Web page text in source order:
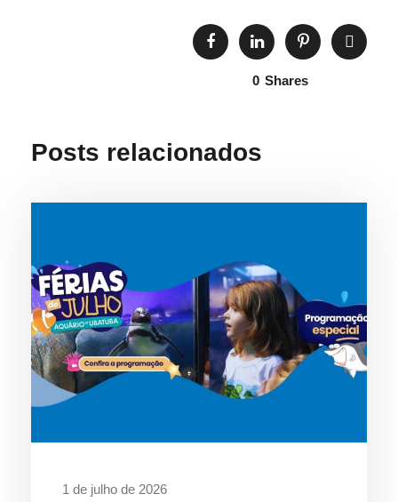
0 Shares
Posts relacionados
1 de julho de 2026